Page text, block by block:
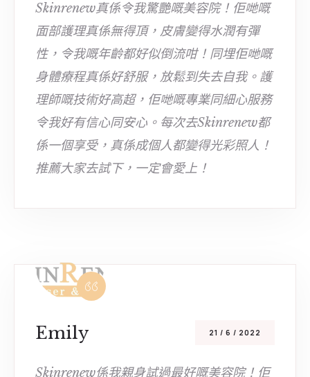
Skinrenew真係令我驚艷嘅美容院！佢哋嘅
面部護理真係無得頂，皮膚變得水潤有彈
性，令我嘅年齡都好似倒流咁！同埋佢哋嘅
身體療程真係好舒服，放鬆到失去自我。護
理師嘅技術好高超，佢哋嘅專業同細心服務
令我好有信心同安心。每次去Skinrenew都
係一個享受，真係成個人都變得光彩照人！
推薦大家去試下，一定會愛上！
Emily 21 / 6 / 2022
Skinrenew係我親身試過最好嘅美容院！佢